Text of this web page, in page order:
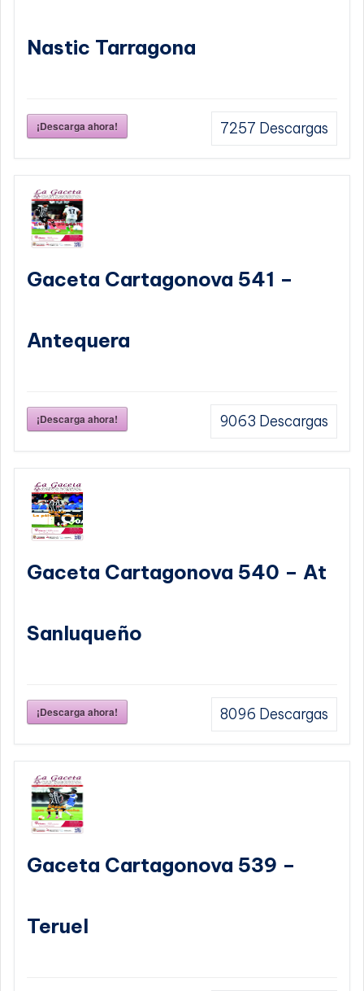
Nastic Tarragona
¡Descarga ahora! 7257 Descargas
Gaceta Cartagonova 541 –
Antequera
¡Descarga ahora! 9063 Descargas
Gaceta Cartagonova 540 – At
Sanluqueño
¡Descarga ahora! 8096 Descargas
Gaceta Cartagonova 539 –
Teruel